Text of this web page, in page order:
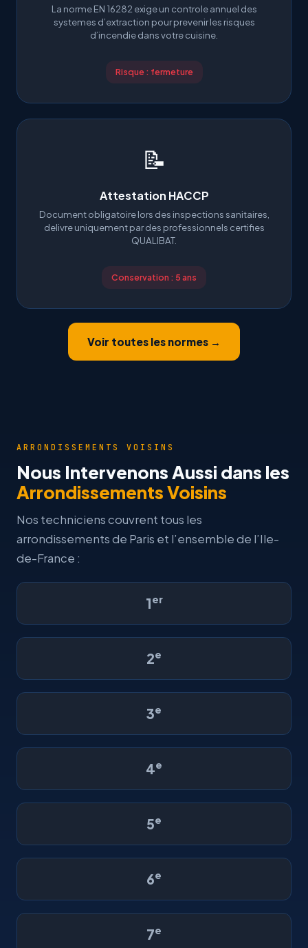
La norme EN 16282 exige un controle annuel des
systemes d’extraction pour prevenir les risques
d’incendie dans votre cuisine.
Risque : fermeture
📝
Attestation HACCP
Document obligatoire lors des inspections sanitaires,
delivre uniquement par des professionnels certifies
QUALIBAT.
Conservation : 5 ans
Voir toutes les normes →
ARRONDISSEMENTS VOISINS
Nous Intervenons Aussi dans les
Arrondissements Voisins
Nos techniciens couvrent tous les
arrondissements de Paris et l’ensemble de l’Ile-
de-France :
1er
2e
3e
4e
5e
6e
7e